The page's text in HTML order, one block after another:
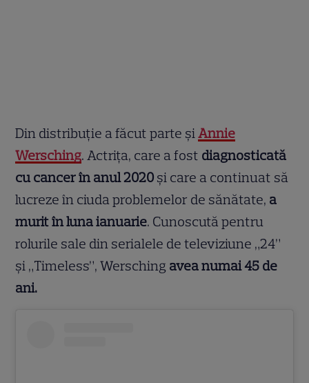
Din distribuție a făcut parte șiAnnie
Wersching. Actrița, care a fost diagnosticată
cu cancer în anul 2020 și care a continuat să
lucreze în ciuda problemelor de sănătate, a
murit în luna ianuarie. Cunoscută pentru
rolurile sale din serialele de televiziune „24”
și „Timeless”, Wersching avea numai 45 de
ani.